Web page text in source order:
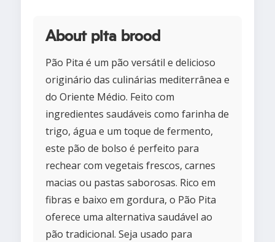
About pita brood
Pão Pita é um pão versátil e delicioso
originário das culinárias mediterrânea e
do Oriente Médio. Feito com
ingredientes saudáveis como farinha de
trigo, água e um toque de fermento,
este pão de bolso é perfeito para
rechear com vegetais frescos, carnes
macias ou pastas saborosas. Rico em
fibras e baixo em gordura, o Pão Pita
oferece uma alternativa saudável ao
pão tradicional. Seja usado para